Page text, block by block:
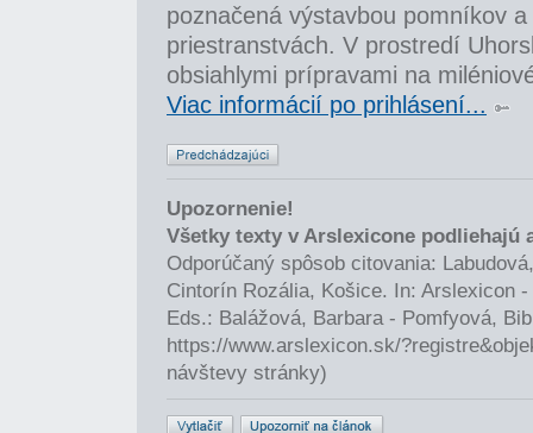
poznačená výstavbou pomníkov
priestranstvách. V prostredí
obsiahlymi prípravami na
Viac informácií po prihlásení...
Upozornenie!
Všetky texty v Arslexicone podliehajú
Odporúčaný spôsob citovania:
Cintorín Rozália, Košice. In: Arslexicon
Eds.: Balážová, Barbara - Pomfyová,
https://www.arslexicon.sk/
návštevy stránky)